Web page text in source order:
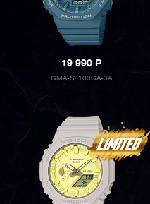
19 990P
GMA-S2100GA-3A